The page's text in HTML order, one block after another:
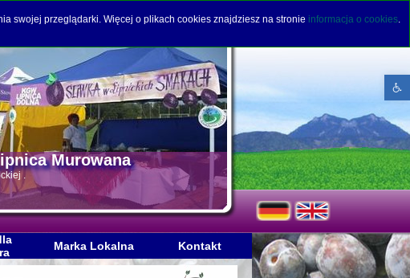
Open
swojej przeglądarki. Więcej o plikach cookies znajdziesz na stronie informacja o cookies.
Murowana
.
Marka Lokalna Kontakt